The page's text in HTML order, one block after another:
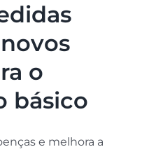
o
básico
e melhora a